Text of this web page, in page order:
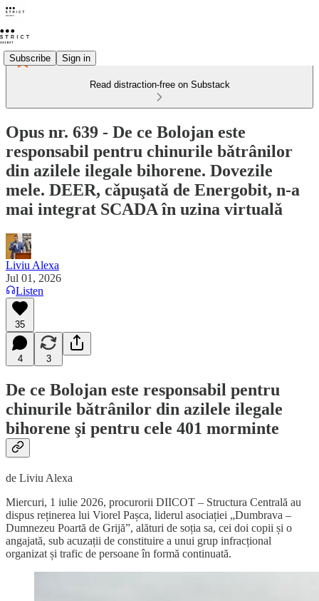
Subscribe Sign in
Read distraction-free on Substack
Opus nr. 639 - De ce Bolojan este
responsabil pentru chinurile bǎtrânilor
din azilele ilegale bihorene. Dovezile
mele. DEER, cǎpuşatǎ de Energobit, n-a
mai integrat SCADA în uzina virtualǎ
Liviu Alexa
Jul 01, 2026
Listen
35
4 3
De ce Bolojan este responsabil pentru
chinurile bǎtrânilor din azilele ilegale
bihorene şi pentru cele 401 morminte
de Liviu Alexa
Miercuri, 1 iulie 2026, procurorii DIICOT – Structura Centrală au
dispus reținerea lui Viorel Pașca, liderul asociației „Dumbrava –
Dumnezeu Poartă de Grijă”, alături de soția sa, cei doi copii și o
angajată, sub acuzații de constituire a unui grup infracțional
organizat și trafic de persoane în formă continuată.